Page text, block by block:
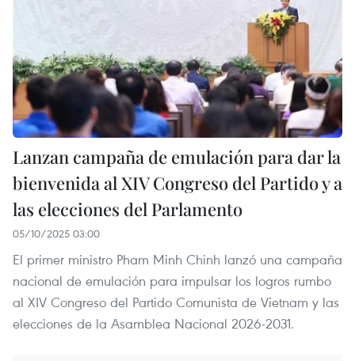
Lanzan campaña de emulación para dar la
bienvenida al XIV Congreso del Partido y a
las elecciones del Parlamento
05/10/2025 03:00
El primer ministro Pham Minh Chinh lanzó una campaña
nacional de emulación para impulsar los logros rumbo
al XIV Congreso del Partido Comunista de Vietnam y las
elecciones de la Asamblea Nacional 2026-2031.